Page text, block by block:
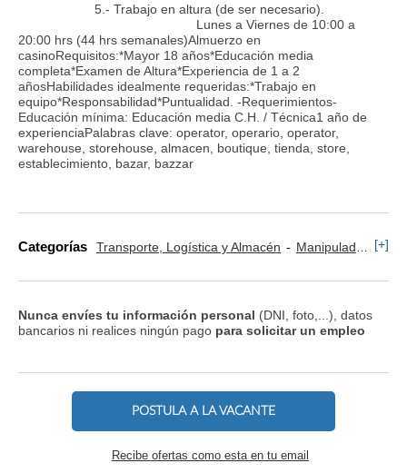
5.- Trabajo en altura (de ser necesario).
Lunes a Viernes de 10:00 a
20:00 hrs (44 hrs semanales)Almuerzo en
casinoRequisitos:*Mayor 18 años*Educación media
completa*Examen de Altura*Experiencia de 1 a 2
añosHabilidades idealmente requeridas:*Trabajo en
equipo*Responsabilidad*Puntualidad. -Requerimientos-
Educación mínima: Educación media C.H. / Técnica1 año de
experienciaPalabras clave: operator, operario, operator,
warehouse, storehouse, almacen, boutique, tienda, store,
establecimiento, bazar, bazzar
Categorías Transporte, Logística y Almacén Manipulador y Operario de Montaje [+]
Nunca envíes tu información personal (DNI, foto,...), datos
bancarios ni realices ningún pago para solicitar un empleo
POSTULA A LA VACANTE
Recibe ofertas como esta en tu email